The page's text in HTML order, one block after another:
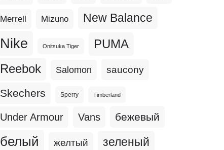
Merrell Mizuno New Balance
Nike Onitsuka Tiger PUMA
Reebok Salomon saucony
Skechers Sperry Timberland
Under Armour Vans бежевый
белый желтый зеленый